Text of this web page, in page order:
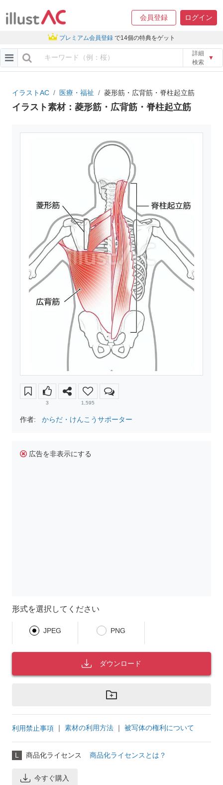
会員登録 ログイン
プレミアム会員登録 で14個の特典をゲット
詳細
検索
▼
イラストAC 医療・福祉 菱形筋・広背筋・脊柱起立筋
イラスト素材：菱形筋・広背筋・脊柱起立筋
3 1,595
作者: からだ・けんこうサポーター
広告を非表示にする
形式を選択してください
JPEG PNG
ダウンロード
利用禁止事項 ｜ 素材の利用方法 ｜ 被写体の権利について
L 商品化ライセンス 商品化ライセンスとは？
今すぐ購入